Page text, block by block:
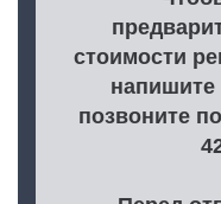
стоимости
напишите
позвоните